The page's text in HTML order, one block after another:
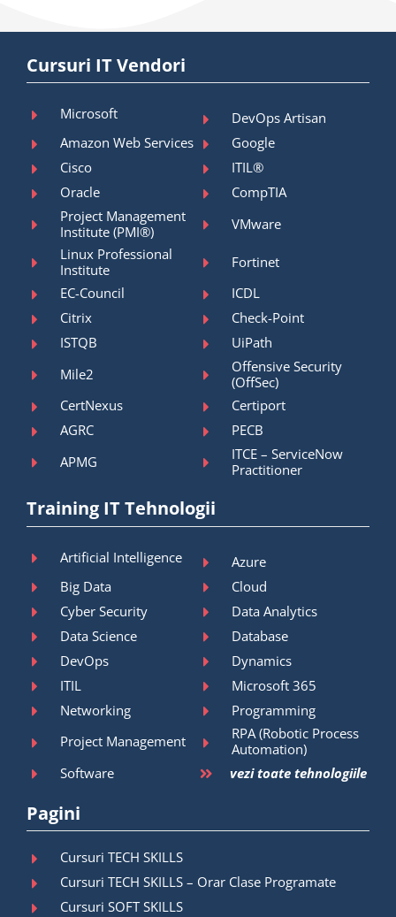
Cursuri IT Vendori
Microsoft
DevOps Artisan
Amazon Web Services
Google
Cisco
ITIL®
Oracle
CompTIA
Project Management
Institute (PMI®)
VMware
Linux Professional
Institute
Fortinet
EC-Council
ICDL
Citrix
Check-Point
ISTQB
UiPath
Mile2
Offensive Security
(OffSec)
CertNexus
Certiport
AGRC
PECB
APMG
ITCE – ServiceNow
Practitioner
Training IT Tehnologii
Artificial Intelligence
Azure
Big Data
Cloud
Cyber Security
Data Analytics
Data Science
Database
DevOps
Dynamics
ITIL
Microsoft 365
Networking
Programming
Project Management
RPA (Robotic Process
Automation)
Software
vezi toate tehnologiile
Pagini
Cursuri TECH SKILLS
Cursuri TECH SKILLS – Orar Clase Programate
Cursuri SOFT SKILLS